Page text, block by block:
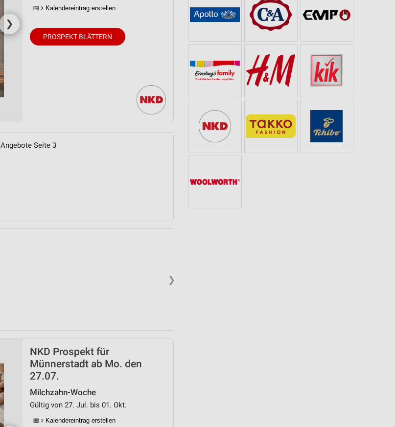
❯
📅 Kalendereintrag erstellen
PROSPEKT BLÄTTERN
Angebote Seite 3
❯
NKD Prospekt für
Münnerstadt ab Mo. den
27.07.
Milchzahn-Woche
Gültig von 27. Jul. bis 01. Okt.
📅 Kalendereintrag erstellen